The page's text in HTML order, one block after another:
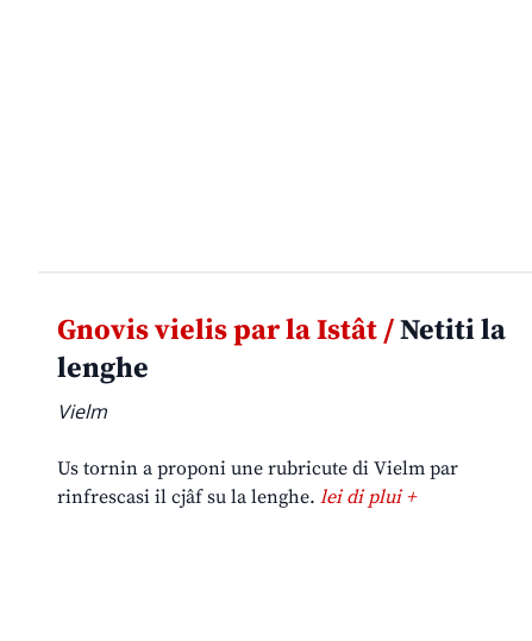
Gnovis vielis par la Istât /Netiti la
lenghe
Vielm
Us tornin a proponi une rubricute di Vielm par
rinfrescasi il cjâf su la lenghe. lei di plui +